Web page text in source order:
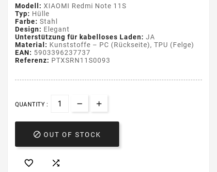
Modell: XIAOMI Redmi Note 11S
Typ: Hülle
Farbe: Stahl
Design: Elegant
Unterstützung für kabelloses Laden: JA
Material: Kunststoffe – PC (Rückseite), TPU (Felge)
EAN: 5903396237737
Referenz: PTXSRN11S0093
QUANTITY :
 OUT OF STOCK
 